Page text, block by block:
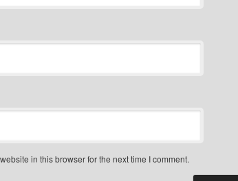
in this browser for the next time I comment.